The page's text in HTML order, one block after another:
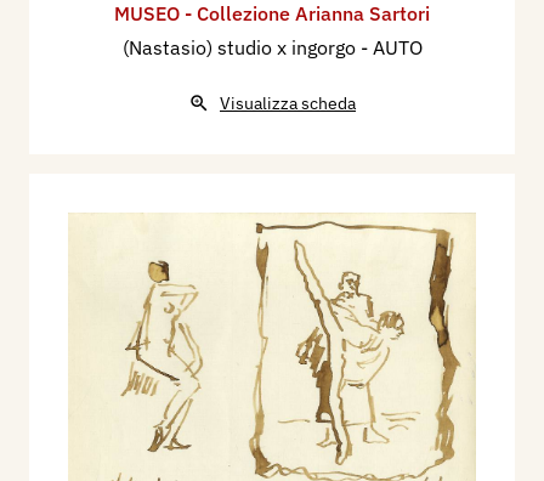
MUSEO - Collezione Arianna Sartori
(Nastasio) studio x ingorgo - AUTO
Visualizza scheda